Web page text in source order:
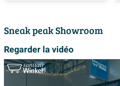
Sneak peak Showroom
Regarder la vidéo